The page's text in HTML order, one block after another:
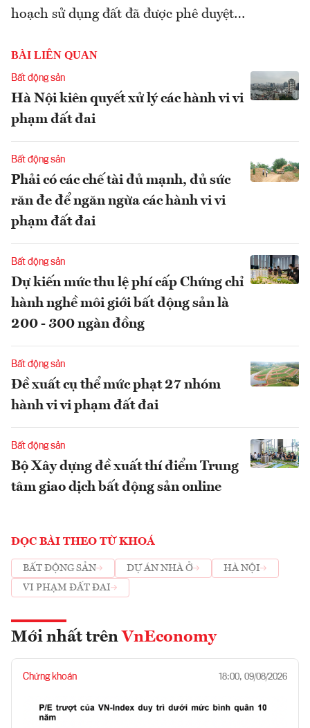
hoạch sử dụng đất đã được phê duyệt…
BÀI LIÊN QUAN
Bất động sản
Hà Nội kiên quyết xử lý các hành vi vi
phạm đất đai
Bất động sản
Phải có các chế tài đủ mạnh, đủ sức
răn đe để ngăn ngừa các hành vi vi
phạm đất đai
Bất động sản
Dự kiến mức thu lệ phí cấp Chứng chỉ
hành nghề môi giới bất động sản là
200 - 300 ngàn đồng
Bất động sản
Đề xuất cụ thể mức phạt 27 nhóm
hành vi vi phạm đất đai
Bất động sản
Bộ Xây dựng đề xuất thí điểm Trung
tâm giao dịch bất động sản online
ĐỌC BÀI THEO TỪ KHOÁ
BẤT ĐỘNG SẢN DỰ ÁN NHÀ Ở
HÀ NỘI
VI PHẠM ĐẤT ĐAI
Mới nhất trên VnEconomy
Chứng khoán 18:00, 09/08/2026